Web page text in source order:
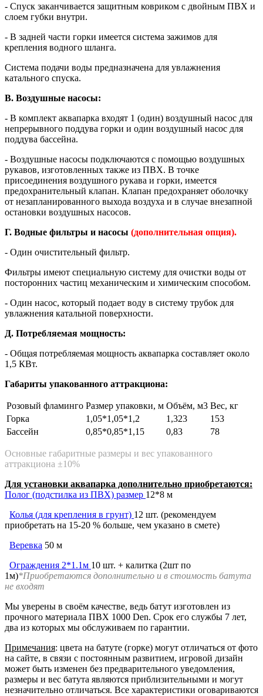
- Спуск заканчивается защитным ковриком с двойным ПВХ и
слоем губки внутри.
- В задней части горки имеется система зажимов для
крепления водного шланга.
Система подачи воды предназначена для увлажнения
катального спуска.
В. Воздушные насосы:
- В комплект аквапарка входят 1 (один) воздушный насос для
непрерывного поддува горки и один воздушный насос для
поддува бассейна.
- Воздушные насосы подключаются с помощью воздушных
рукавов, изготовленных также из ПВХ. В точке
присоединения воздушного рукава и горки, имеется
предохранительный клапан. Клапан предохраняет оболочку
от незапланированного выхода воздуха и в случае внезапной
остановки воздушных насосов.
Г. Водные фильтры и насосы (дополнительная опция).
- Один очистительный фильтр.
Фильтры имеют специальную систему для очистки воды от
посторонних частиц механическим и химическим способом.
- Один насос, который подает воду в систему трубок для
увлажнения катальной поверхности.
Д. Потребляемая мощность:
- Общая потребляемая мощность аквапарка составляет около
1,5 КВт.
Габариты упакованного аттракциона:
Розовый фламинго Размер упаковки, м Объём, м3 Вес, кг
Горка
1,05*1,05*1,2 1,323
153
Бассейн
0,85*0,85*1,15 0,83 78
Основные габаритные размеры и вес упакованного
аттракциона ±10%
Для установки аквапарка дополнительно приобретаются:
Полог (подстилка из ПВХ) размер 12*8 м
Колья (для крепления в грунт) 12 шт. (рекомендуем
приобретать на 15-20 % больше, чем указано в смете)
Веревка 50 м
Ограждения 2*1.1м 10 шт. + калитка (2шт по
1м)*Приобретаются дополнительно и в стоимость батута
не входят
Мы уверены в своём качестве, ведь батут изготовлен из
прочного материала ПВХ 1000 Den. Срок его службы 7 лет,
два из которых мы обслуживаем по гарантии.
Примечания: цвета на батуте (горке) могут отличаться от фото
на сайте, в связи с постоянным развитием, игровой дизайн
может быть изменен без предварительного уведомления,
размеры и вес батута являются приблизительными и могут
незначительно отличаться. Все характеристики оговариваются